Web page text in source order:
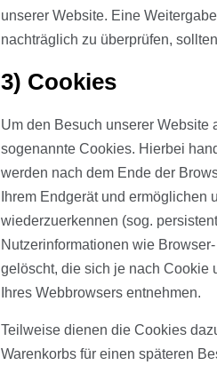
unserer Website. Eine
nachträglich zu überprüfen,
3) Cookies
Um den Besuch unserer Website
sogenannte Cookies. Hierbei
werden nach dem Ende der
Ihrem Endgerät und
wiederzuerkennen (sog.
Nutzerinformationen wie
gelöscht, die sich je nach Cookie
Ihres Webbrowsers entnehmen.
Teilweise dienen die Cookies
Warenkorbs für einen späteren